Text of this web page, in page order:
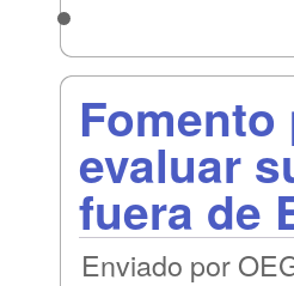
evaluar
fuera de
Enviado por